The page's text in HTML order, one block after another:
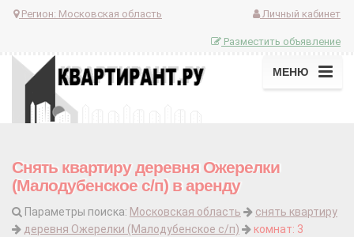
Регион: Московская область Личный кабинет
Разместить объявление
МЕНЮ
Снять квартиру деревня Ожерелки
(Малодубенское с/п) в аренду
Параметры поиска: Московская область
снять квартиру
деревня Ожерелки (Малодубенское с/п)
комнат: 3